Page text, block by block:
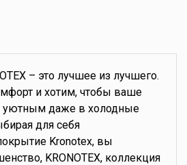
– это лучшее из лучшего.
и хотим, чтобы ваше
уютным даже в холодные
для себя
Kronotex, вы
KRONOTEX, коллекция